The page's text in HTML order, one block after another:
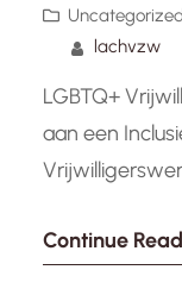
Uncategorized
lachvzw
LGBTQ+
aan een
kunnen
Continue